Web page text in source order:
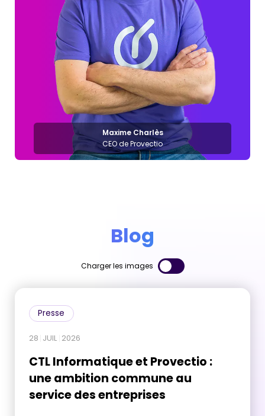
Maxime Charlès
CEO de Provectio
Blog
Charger les images
Presse
28 JUIL 2026
CTL Informatique et Provectio :
une ambition commune au
service des entreprises